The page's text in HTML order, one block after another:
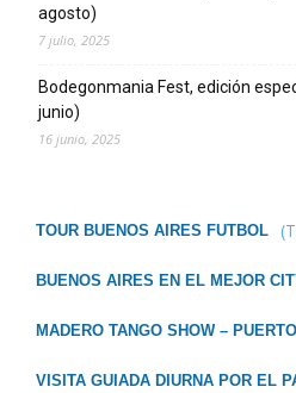
agosto)
7 julio, 2025
Bodegonmania Fest, edición
junio)
16 junio, 2025
TOUR BUENOS AIRES FUTBOL
BUENOS AIRES EN EL MEJOR
MADERO TANGO SHOW –
VISITA GUIADA DIURNA POR EL